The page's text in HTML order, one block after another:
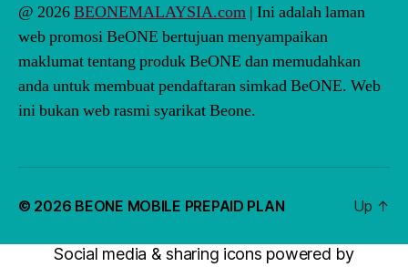
@ 2026BEONEMALAYSIA.com | Ini adalah laman
web promosi BeONE bertujuan menyampaikan
maklumat tentang produk BeONE dan memudahkan
anda untuk membuat pendaftaran simkad BeONE. Web
ini bukan web rasmi syarikat Beone.
© 2026 BEONE MOBILE PREPAID PLAN Up ↑
Social media & sharing icons powered by